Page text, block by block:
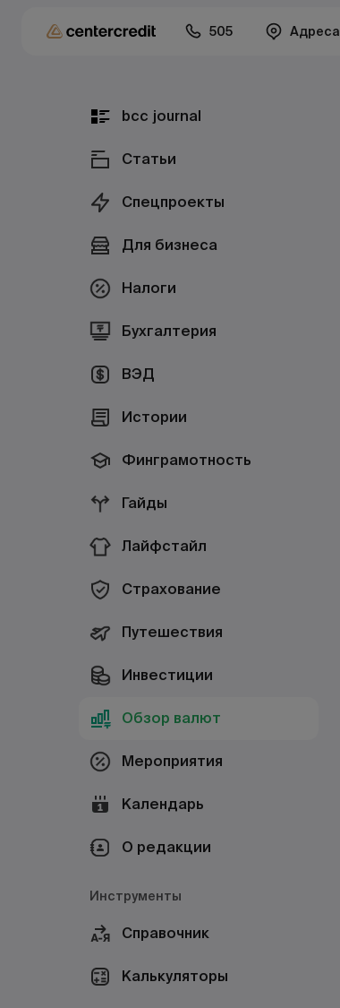
505 Адреса
bcc journal
Статьи
Спецпроекты
Для бизнеса
Налоги
Бухгалтерия
ВЭД
Истории
Финграмотность
Гайды
Лайфстайл
Страхование
Путешествия
Инвестиции
Обзор валют
Мероприятия
Календарь
О редакции
Инструменты
Справочник
Калькуляторы